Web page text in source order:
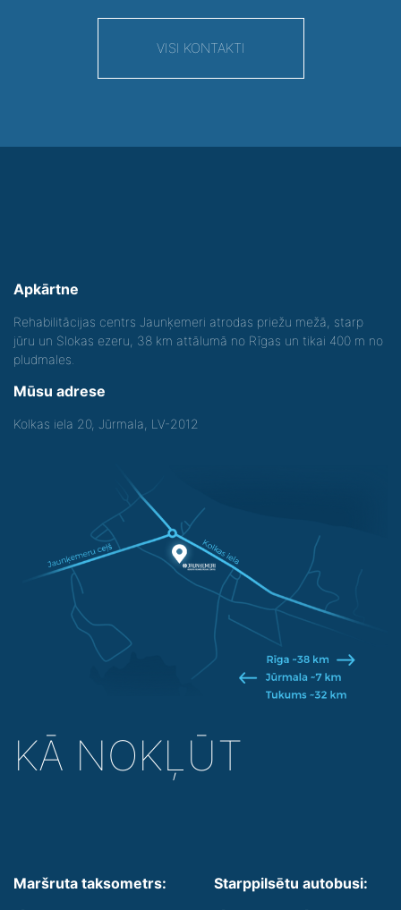
VISI KONTAKTI
Apkārtne
Rehabilitācijas centrs Jaunķemeri atrodas priežu mežā, starp
jūru un Slokas ezeru, 38 km attālumā no Rīgas un tikai 400 m no
pludmales.
Mūsu adrese
Kolkas iela 20, Jūrmala, LV-2012
KĀ NOKĻŪT
Maršruta taksometrs: Starppilsētu autobusi: